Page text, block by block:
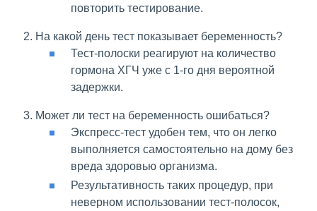
повторить тестирование.
На какой день тест показывает беременность?
Тест-полоски реагируют на количество
гормона ХГЧ уже с 1-го дня вероятной
задержки.
Может ли тест на беременность ошибаться?
Экспресс-тест удобен тем, что он легко
выполняется самостоятельно на дому без
вреда здоровью организма.
Результативность таких процедур, при
неверном использовании тест-полосок,